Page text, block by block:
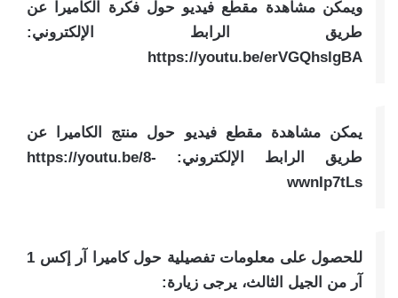
ويمكن مشاهدة مقطع فيديو حول فكرة الكاميرا عن
طريق الرابط الإلكتروني:
https://youtu.be/erVGQhslgBA
يمكن مشاهدة مقطع فيديو حول منتج الكاميرا عن
طريق الرابط الإلكتروني: https://youtu.be/8-
wwnIp7tLs
للحصول على معلومات تفصيلية حول كاميرا آر إكس 1
آر من الجيل الثالث، يرجى زيارة: